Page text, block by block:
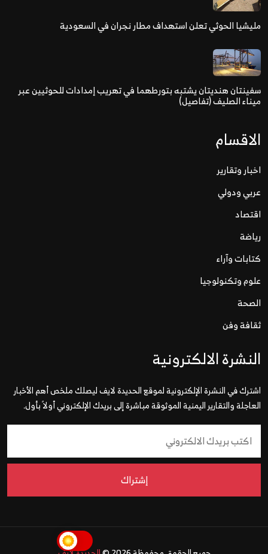
مليشيا الحوثي تعلن استهداف مطار نجران في السعودية
سفينتان هنديتان يشتبه بتورطهما في تهريب إمدادات للحوثيين عبر
ميناء الصليف (تفاصيل)
الاقسام
اخبار وتقارير
عربي ودولي
اقتصاد
رياضة
كتابات وآراء
علوم وتكنولوجيا
الصحة
ثقافة وفن
النشرة الالكترونية
اشترك في النشرة الإلكترونية لموقع الحديدة لايف ليصلك ملخص أهم الأخبار
العاجلة والتقارير اليمنية الموثوقة مباشرة إلى بريدك الإلكتروني أولاً بأول.
إشتراك